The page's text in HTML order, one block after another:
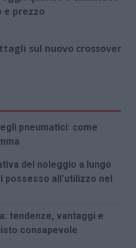
prezzo
sul nuovo crossover
pneumatici: come
del noleggio a lungo
all’utilizzo nel
tendenze, vantaggi e
consapevole